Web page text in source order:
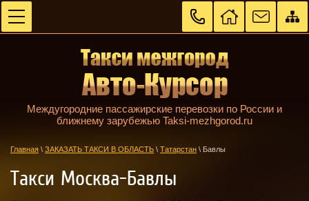
Междугородние пассажирские перевозки по России и
ближнему зарубежью Taksi-mezhgorod.ru
Главная \ ЗАКАЗАТЬ ТАКСИ В ОБЛАСТЬ \ Татарстан \ Бавлы
Такси Москва-Бавлы